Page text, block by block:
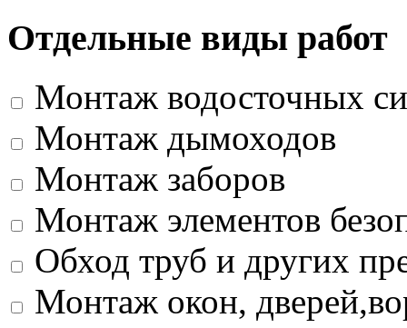
Отдельные виды работ
Монтаж водосточных
Монтаж дымоходов
Монтаж заборов
Монтаж элементов
Обход труб и других
Монтаж окон,